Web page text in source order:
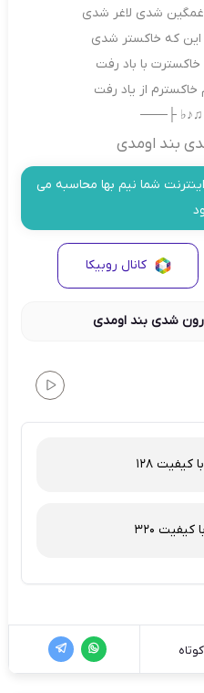
شدی لاغر شدی
این که خاکستر شدی
با باد رفت
از یاد رفت
───┤
بند اومدی
شما نیم بها محاسبه می
کانال روبیکا
شدی بند اومدی
128
320